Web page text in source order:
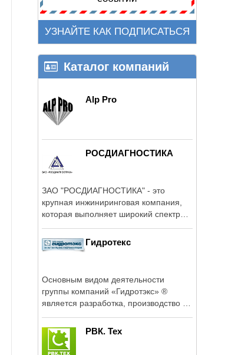
УЗНАЙТЕ КАК ПОДПИСАТЬСЯ
Каталог компаний
Alp Pro
РОСДИАГНОСТИКА
ЗАО "РОСДИАГНОСТИКА" - это
крупная инжиниринговая компания,
которая выполняет широкий спектр
Гидротекс
Основным видом деятельности
группы компаний «Гидротэкс» ®
является разработка, производство и
РВК. Тех